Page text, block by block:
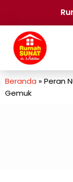
Beranda »Peran
Gemuk